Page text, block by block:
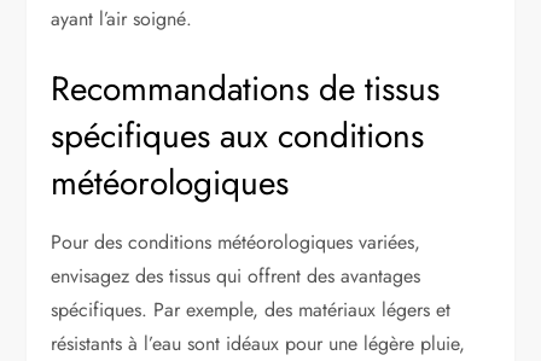
ayant l’air soigné.
Recommandations de tissus
spécifiques aux conditions
météorologiques
Pour des conditions météorologiques variées,
envisagez des tissus qui offrent des avantages
spécifiques. Par exemple, des matériaux légers et
résistants à l’eau sont idéaux pour une légère pluie,